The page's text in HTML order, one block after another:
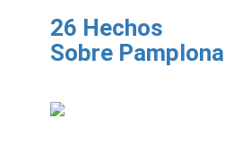
26 Hechos
Sobre Pamplona